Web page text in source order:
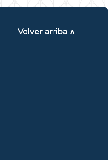
Volver arriba ∧